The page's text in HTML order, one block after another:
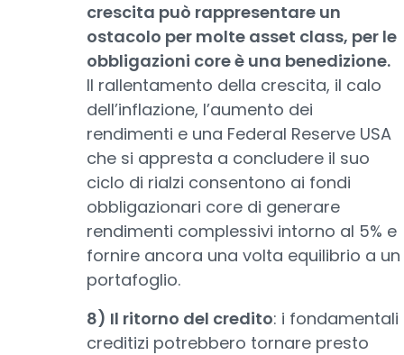
crescita può rappresentare un
ostacolo per molte asset class, per le
obbligazioni core è una benedizione.
Il rallentamento della crescita, il calo
dell’inflazione, l’aumento dei
rendimenti e una Federal Reserve USA
che si appresta a concludere il suo
ciclo di rialzi consentono ai fondi
obbligazionari core di generare
rendimenti complessivi intorno al 5% e
fornire ancora una volta equilibrio a un
portafoglio.
8) Il ritorno del credito: i fondamentali
creditizi potrebbero tornare presto